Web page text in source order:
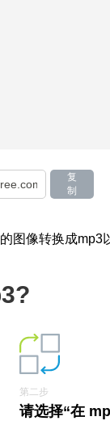
复
制
图像转换成mp3
第二步
请选择“在